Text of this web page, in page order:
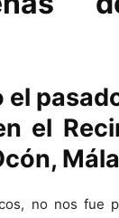
el
el
no nos fue